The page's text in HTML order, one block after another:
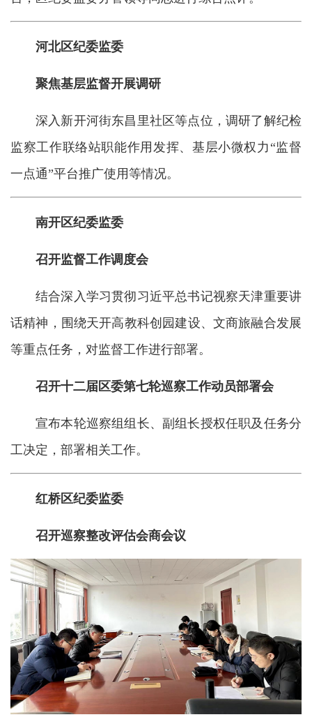
河北区纪委监委
聚焦基层监督开展调研
深入新开河街东昌里社区等点位，调研了解纪检
监察工作联络站职能作用发挥、基层小微权力“监督
一点通”平台推广使用等情况。
南开区纪委监委
召开监督工作调度会
结合深入学习贯彻习近平总书记视察天津重要讲
话精神，围绕天开高教科创园建设、文商旅融合发展
等重点任务，对监督工作进行部署。
召开十二届区委第七轮巡察工作动员部署会
宣布本轮巡察组组长、副组长授权任职及任务分
工决定，部署相关工作。
红桥区纪委监委
召开巡察整改评估会商会议